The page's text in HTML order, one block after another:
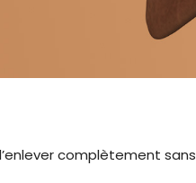
complètement